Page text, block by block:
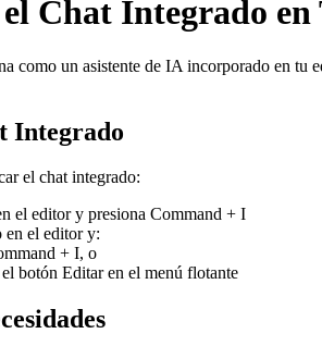
Chat Integrado en
como un asistente de IA incorporado en tu
Integrado
el chat integrado:
el editor y presiona Command + I
en el editor y:
+ I, o
botón Editar en el menú flotante